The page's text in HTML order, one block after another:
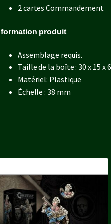
2 cartes Commandement
produit
Assemblage requis.
Taille de la boîte : 30 x 15 x
Matériel: Plastique
Échelle : 38 mm